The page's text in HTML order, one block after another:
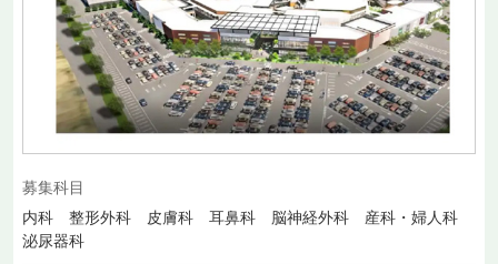
募集科目
内科 整形外科 皮膚科 耳鼻科 脳神経外科 産科・婦人科
泌尿器科